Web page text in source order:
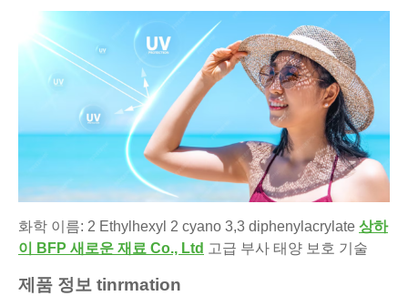
화학 이름: 2 Ethylhexyl 2 cyano 3,3 diphenylacrylate 상하
이 BFP 새로운 재료 Co., Ltd 고급 부사 태양 보호 기술
제품 정보 tinrmation